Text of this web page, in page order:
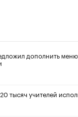
дополнить
тысяч учителей